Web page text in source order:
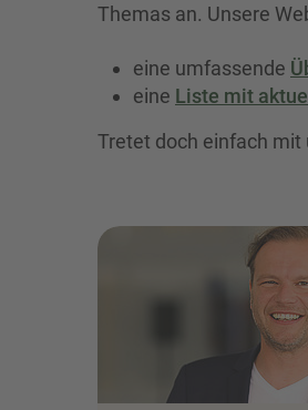
Themas an. Unsere
eine umfassende
eine Liste mit
Tretet doch einfach mit